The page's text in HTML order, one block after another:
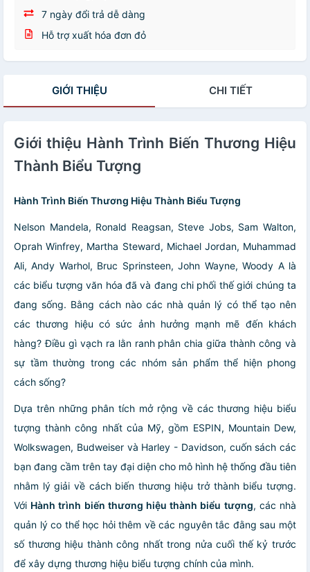
7 ngày đổi trả dễ dàng
Hỗ trợ xuất hóa đơn đỏ
GIỚI THIỆU CHI TIẾT
Giới thiệu Hành Trình Biến Thương Hiệu
Thành Biểu Tượng
Hành Trình Biến Thương Hiệu Thành Biểu Tượng
Nelson Mandela, Ronald Reagsan, Steve Jobs, Sam Walton,
Oprah Winfrey, Martha Steward, Michael Jordan, Muhammad
Ali, Andy Warhol, Bruc Sprinsteen, John Wayne, Woody A là
các biểu tượng văn hóa đã và đang chi phối thế giới chúng ta
đang sống. Bằng cách nào các nhà quản lý có thể tạo nên
các thương hiệu có sức ảnh hưởng mạnh mẽ đến khách
hàng? Điều gì vạch ra lằn ranh phân chia giữa thành công và
sự tầm thường trong các nhóm sản phẩm thể hiện phong
cách sống?
Dựa trên những phân tích mở rộng về các thương hiệu biểu
tượng thành công nhất của Mỹ, gồm ESPIN, Mountain Dew,
Wolkswagen, Budweiser và Harley - Davidson, cuốn sách các
bạn đang cầm trên tay đại diện cho mô hình hệ thống đầu tiên
nhằm lý giải về cách biến thương hiệu trở thành biểu tượng.
Với Hành trình biến thương hiệu thành biểu tượng, các nhà
quản lý co thể học hỏi thêm về các nguyên tắc đằng sau một
số thương hiệu thành công nhất trong nửa cuối thế kỷ trước
để xây dựng thương hiệu biểu tượng chính của mình.